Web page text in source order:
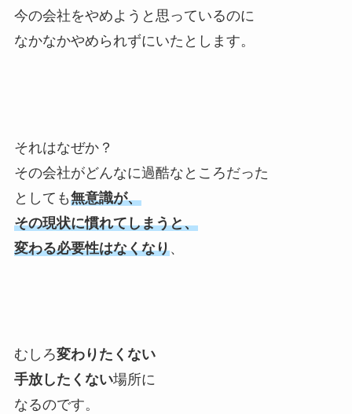
今の会社をやめようと思っているのに
なかなかやめられずにいたとします。
それはなぜか？
その会社がどんなに過酷なところだった
としても無意識が、
その現状に慣れてしまうと、
変わる必要性はなくなり、
むしろ変わりたくない
手放したくない場所に
なるのです。